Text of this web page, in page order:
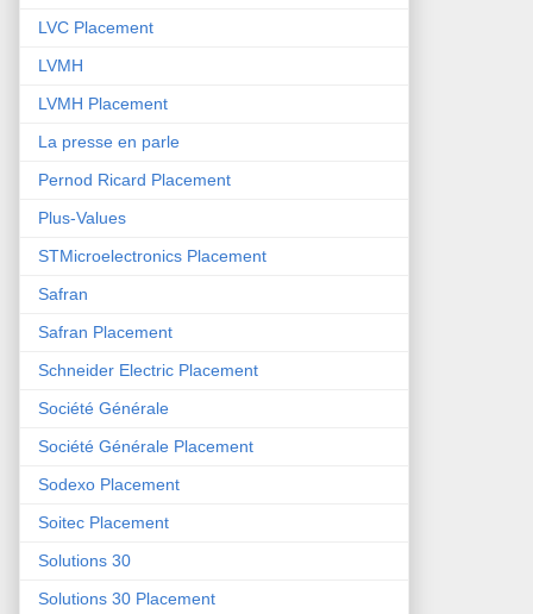
LVC Placement
LVMH
LVMH Placement
La presse en parle
Pernod Ricard Placement
Plus-Values
STMicroelectronics Placement
Safran
Safran Placement
Schneider Electric Placement
Société Générale
Société Générale Placement
Sodexo Placement
Soitec Placement
Solutions 30
Solutions 30 Placement